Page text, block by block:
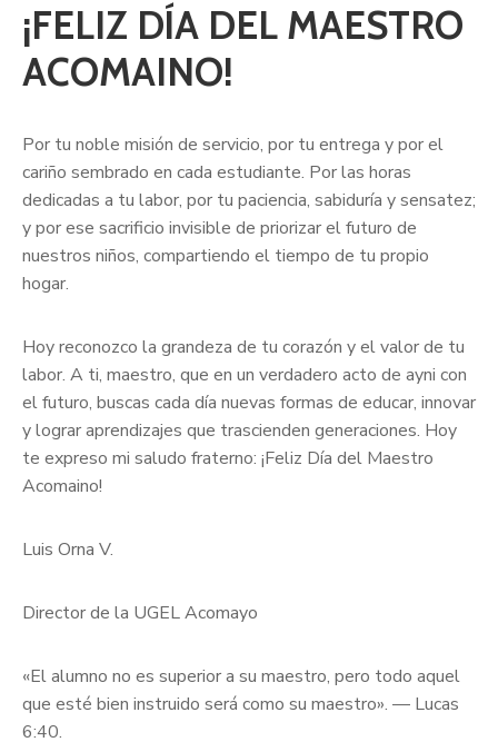
¡FELIZ DÍA DEL MAESTRO
ACOMAINO!
Por tu noble misión de servicio, por tu entrega y por el
cariño sembrado en cada estudiante. Por las horas
dedicadas a tu labor, por tu paciencia, sabiduría y sensatez;
y por ese sacrificio invisible de priorizar el futuro de
nuestros niños, compartiendo el tiempo de tu propio
hogar.
Hoy reconozco la grandeza de tu corazón y el valor de tu
labor. A ti, maestro, que en un verdadero acto de ayni con
el futuro, buscas cada día nuevas formas de educar, innovar
y lograr aprendizajes que trascienden generaciones. Hoy
te expreso mi saludo fraterno: ¡Feliz Día del Maestro
Acomaino!
Luis Orna V.
Director de la UGEL Acomayo
«El alumno no es superior a su maestro, pero todo aquel
que esté bien instruido será como su maestro». — Lucas
6:40.